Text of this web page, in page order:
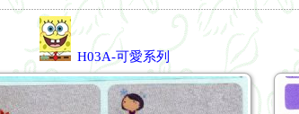
H03A-可愛系列